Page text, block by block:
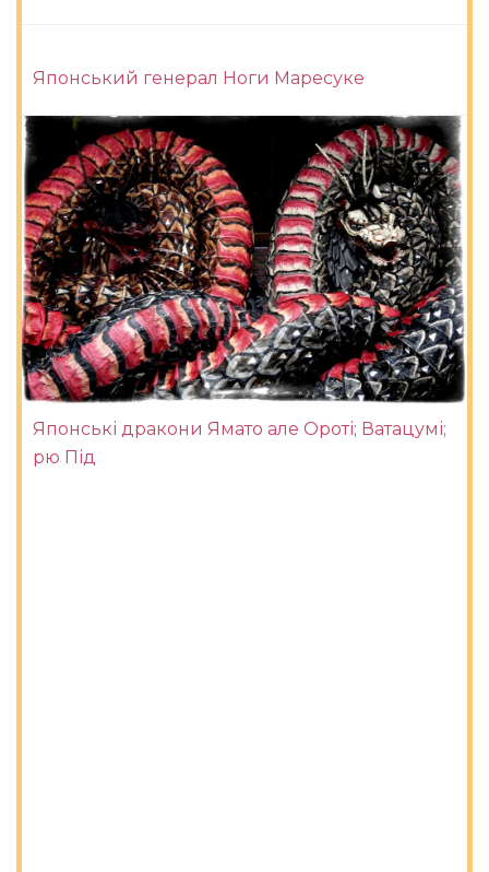
Японський генерал Ноги Маресуке
Японські дракони Ямато але Ороті; Ватацумі;
рю Під